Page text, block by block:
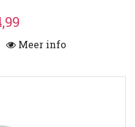
Meer info